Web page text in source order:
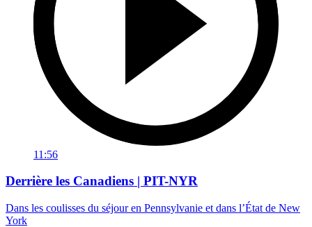
11:56
Derrière les Canadiens | PIT-NYR
Dans les coulisses du séjour en Pennsylvanie et dans l’État de New
York